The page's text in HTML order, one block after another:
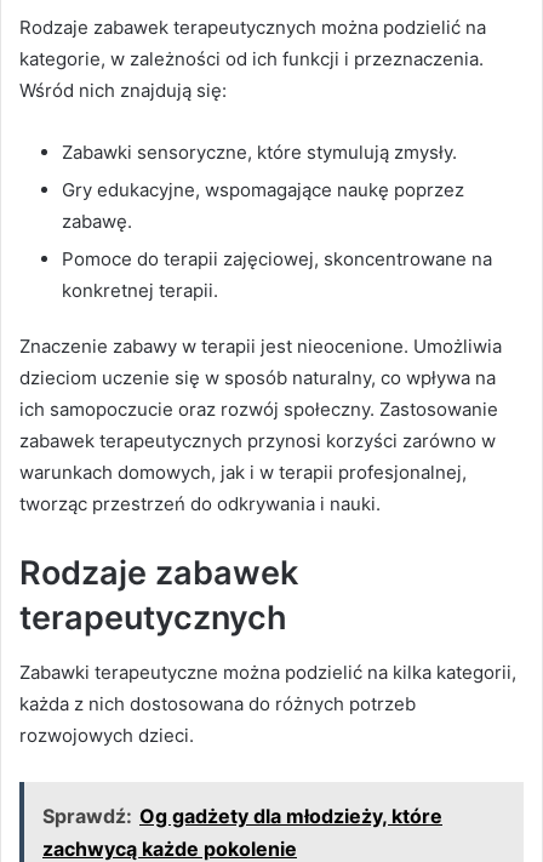
Rodzaje zabawek terapeutycznych można podzielić na
kategorie, w zależności od ich funkcji i przeznaczenia.
Wśród nich znajdują się:
Zabawki sensoryczne, które stymulują zmysły.
Gry edukacyjne, wspomagające naukę poprzez
zabawę.
Pomoce do terapii zajęciowej, skoncentrowane na
konkretnej terapii.
Znaczenie zabawy w terapii jest nieocenione. Umożliwia
dzieciom uczenie się w sposób naturalny, co wpływa na
ich samopoczucie oraz rozwój społeczny. Zastosowanie
zabawek terapeutycznych przynosi korzyści zarówno w
warunkach domowych, jak i w terapii profesjonalnej,
tworząc przestrzeń do odkrywania i nauki.
Rodzaje zabawek
terapeutycznych
Zabawki terapeutyczne można podzielić na kilka kategorii,
każda z nich dostosowana do różnych potrzeb
rozwojowych dzieci.
Sprawdź: Og gadżety dla młodzieży, które
zachwycą każde pokolenie